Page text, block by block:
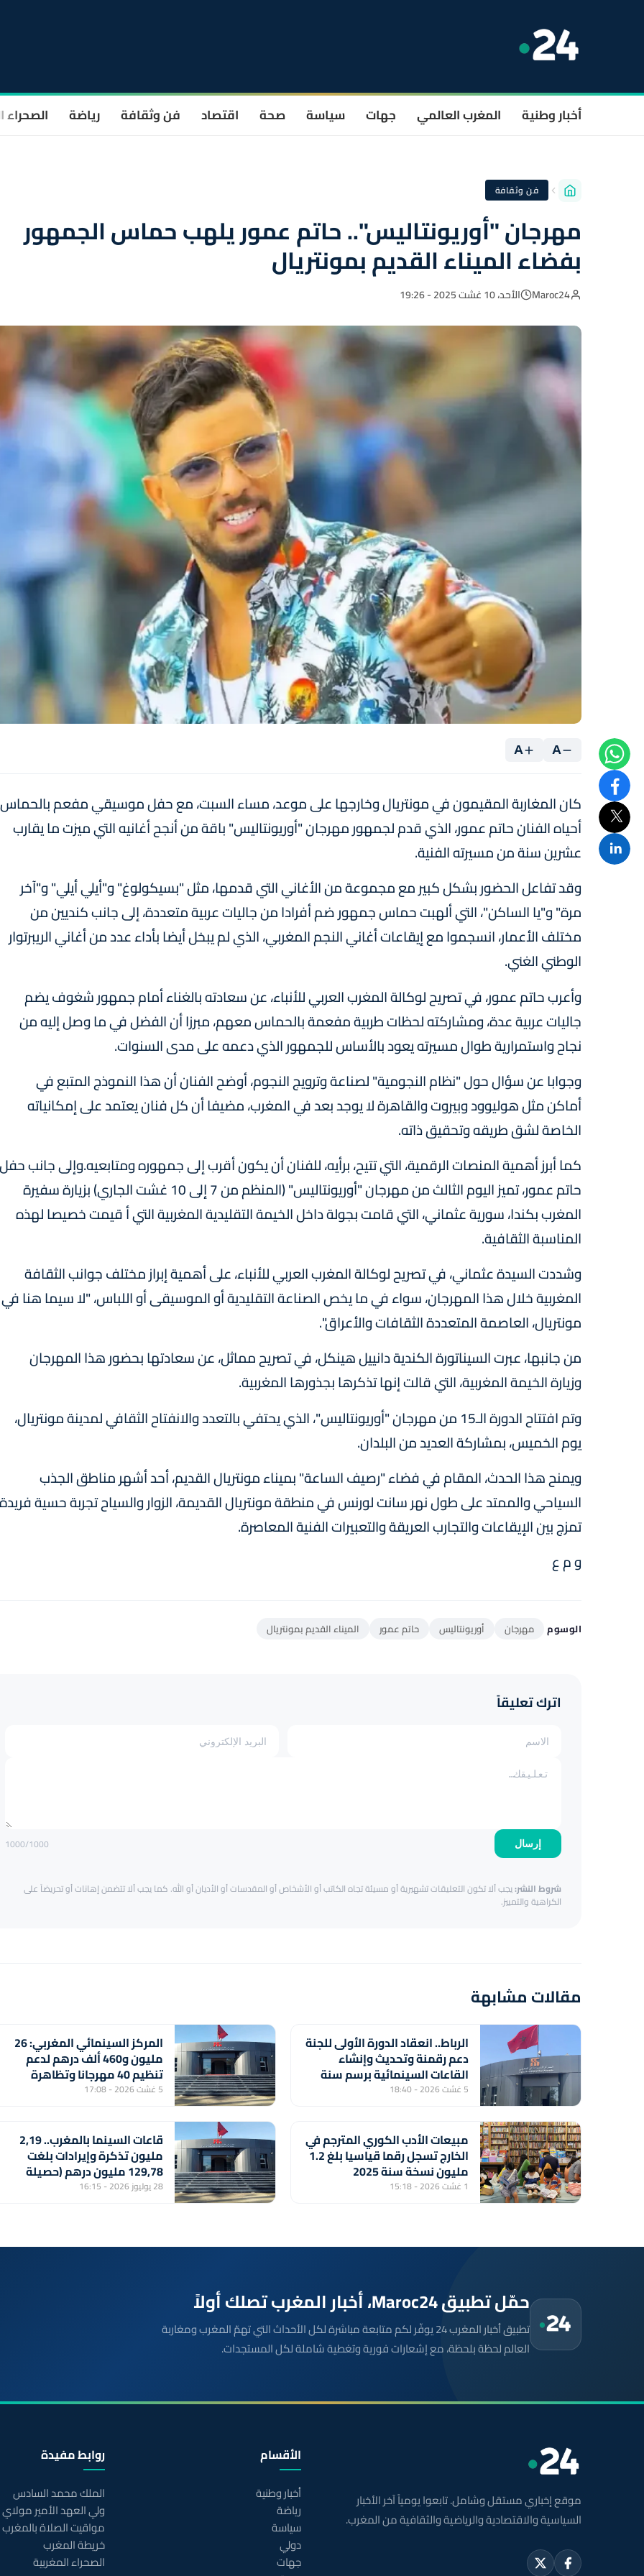
أخبار وطنية المغرب العالمي جهات سياسة صحة اقتصاد فن وثقافة رياضة الصحراء
فن وثقافة
مهرجان "أوريونتاليس".. حاتم عمور يلهب حماس الجمهور
بفضاء الميناء القديم بمونتريال
Maroc24 الأحد، 10 غشت 2025 - 19:26
A
A
كان المغاربة المقيمون في مونتريال وخارجها على موعد، مساء السبت، مع حفل موسيقي مفعم بالحماس
أحياه الفنان حاتم عمور، الذي قدم لجمهور مهرجان "أوريونتاليس" باقة من أنجح أغانيه التي ميزت ما يقارب
عشرين سنة من مسيرته الفنية.
وقد تفاعل الحضور بشكل كبير مع مجموعة من الأغاني التي قدمها، مثل "بسيكولوغ" و"أيلي أيلي" و"آخر
مرة" و"يا الساكن"، التي ألهبت حماس جمهور ضم أفرادا من جاليات عربية متعددة، إلى جانب كنديين من
مختلف الأعمار، انسجموا مع إيقاعات أغاني النجم المغربي، الذي لم يبخل أيضا بأداء عدد من أغاني الريبرتوار
الوطني الغني.
وأعرب حاتم عمور، في تصريح لوكالة المغرب العربي للأنباء، عن سعادته بالغناء أمام جمهور شغوف يضم
جاليات عربية عدة، ومشاركته لحظات طربية مفعمة بالحماس معهم، مبرزا أن الفضل في ما وصل إليه من
نجاح واستمرارية طوال مسيرته يعود بالأساس للجمهور الذي دعمه على مدى السنوات.
وجوابا عن سؤال حول "نظام النجومية" لصناعة وترويج النجوم، أوضح الفنان أن هذا النموذج المتبع في
أماكن مثل هوليوود وبيروت والقاهرة لا يوجد بعد في المغرب، مضيفا أن كل فنان يعتمد على إمكانياته
الخاصة لشق طريقه وتحقيق ذاته.
كما أبرز أهمية المنصات الرقمية، التي تتيح، برأيه، للفنان أن يكون أقرب إلى جمهوره ومتابعيه.وإلى جانب حفل
حاتم عمور، تميز اليوم الثالث من مهرجان "أوريونتاليس" (المنظم من 7 إلى 10 غشت الجاري) بزيارة سفيرة
المغرب بكندا، سورية عثماني، التي قامت بجولة داخل الخيمة التقليدية المغربية التي أ قيمت خصيصا لهذه
المناسبة الثقافية.
وشددت السيدة عثماني، في تصريح لوكالة المغرب العربي للأنباء، على أهمية إبراز مختلف جوانب الثقافة
المغربية خلال هذا المهرجان، سواء في ما يخص الصناعة التقليدية أو الموسيقى أو اللباس، "لا سيما هنا في
مونتريال، العاصمة المتعددة الثقافات والأعراق".
من جانبها، عبرت السيناتورة الكندية دانييل هينكل، في تصريح مماثل، عن سعادتها بحضور هذا المهرجان
وزيارة الخيمة المغربية، التي قالت إنها تذكرها بجذورها المغربية.
وتم افتتاح الدورة الـ15 من مهرجان "أوريونتاليس"، الذي يحتفي بالتعدد والانفتاح الثقافي لمدينة مونتريال،
يوم الخميس، بمشاركة العديد من البلدان.
ويمنح هذا الحدث، المقام في فضاء "رصيف الساعة" بميناء مونتريال القديم، أحد أشهر مناطق الجذب
السياحي والممتد على طول نهر سانت لورنس في منطقة مونتريال القديمة، الزوار والسياح تجربة حسية فريدة
تمزج بين الإيقاعات والتجارب العريقة والتعبيرات الفنية المعاصرة.
و م ع
الوسوم مهرجان أوريونتاليس حاتم عمور الميناء القديم بمونتريال
اترك تعليقاً
إرسال 1000/1000
شروط النشر:يجب ألا تكون التعليقات تشهيرية أو مسيئة تجاه الكاتب أو الأشخاص أو المقدسات أو الأديان أو الله. كما يجب ألا تتضمن إهانات أو تحريضاً على
الكراهية والتمييز.
مقالات مشابهة
الرباط.. انعقاد الدورة الأولى للجنة
دعم رقمنة وتحديث وإنشاء
القاعات السينمائية برسم سنة
2026
5 غشت 2026 - 18:40
المركز السينمائي المغربي: 26
مليون و460 ألف درهم لدعم
تنظيم 40 مهرجانا وتظاهرة
سينمائية
5 غشت 2026 - 17:08
مبيعات الأدب الكوري المترجم في
الخارج تسجل رقما قياسيا بلغ 1.2
مليون نسخة سنة 2025
1 غشت 2026 - 15:18
قاعات السينما بالمغرب.. 2,19
مليون تذكرة وإيرادات بلغت
129,78 مليون درهم (حصيلة
2025)
28 يوليوز 2026 - 16:15
حمّل تطبيق Maroc24، أخبار المغرب تصلك أولاً
تطبيق أخبار المغرب 24 يوفّر لكم متابعة مباشرة لكل الأحداث التي تهمّ المغرب ومغاربة
العالم لحظة بلحظة، مع إشعارات فورية وتغطية شاملة لكل المستجدات.
موقع إخباري مستقل وشامل. تابعوا يومياً آخر الأخبار
السياسية والاقتصادية والرياضية والثقافية من المغرب.
الأقسام
أخبار وطنية
رياضة
سياسة
دولي
جهات
روابط مفيدة
الملك محمد السادس
ولي العهد الأمير
مواقيت الصلاة بالمغرب
خريطة المغرب
الصحراء المغربية